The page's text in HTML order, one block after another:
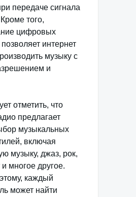
передаче сигнала
того,
цифровых
интернет
музыку с
и
отметить, что
предлагает
музыкальных
включая
музыку, джаз, рок,
многое другое.
каждый
может найти